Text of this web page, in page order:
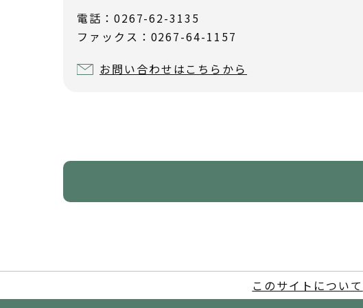
電話：0267-62-3135
ファックス：0267-64-1157
お問い合わせはこちらから
このサイトについて